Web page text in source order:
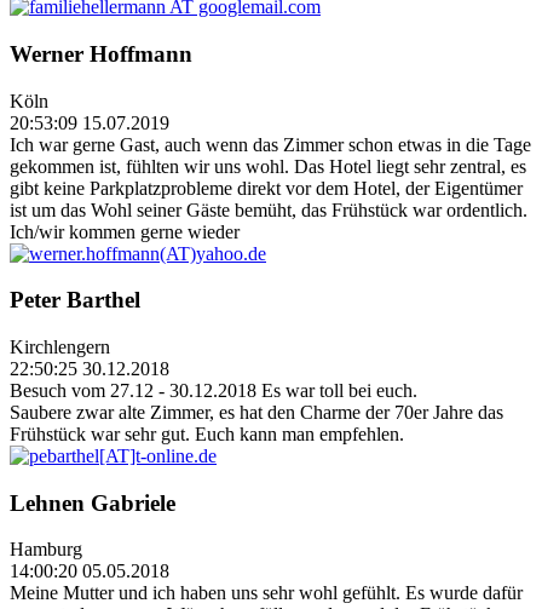
Werner Hoffmann
Köln
20:53:09 15.07.2019
Ich war gerne Gast, auch wenn das Zimmer schon etwas in die Tage
gekommen ist, fühlten wir uns wohl. Das Hotel liegt sehr zentral, es
gibt keine Parkplatzprobleme direkt vor dem Hotel, der Eigentümer
ist um das Wohl seiner Gäste bemüht, das Frühstück war ordentlich.
Ich/wir kommen gerne wieder
Peter Barthel
Kirchlengern
22:50:25 30.12.2018
Besuch vom 27.12 - 30.12.2018 Es war toll bei euch.
Saubere zwar alte Zimmer, es hat den Charme der 70er Jahre das
Frühstück war sehr gut. Euch kann man empfehlen.
Lehnen Gabriele
Hamburg
14:00:20 05.05.2018
Meine Mutter und ich haben uns sehr wohl gefühlt. Es wurde dafür